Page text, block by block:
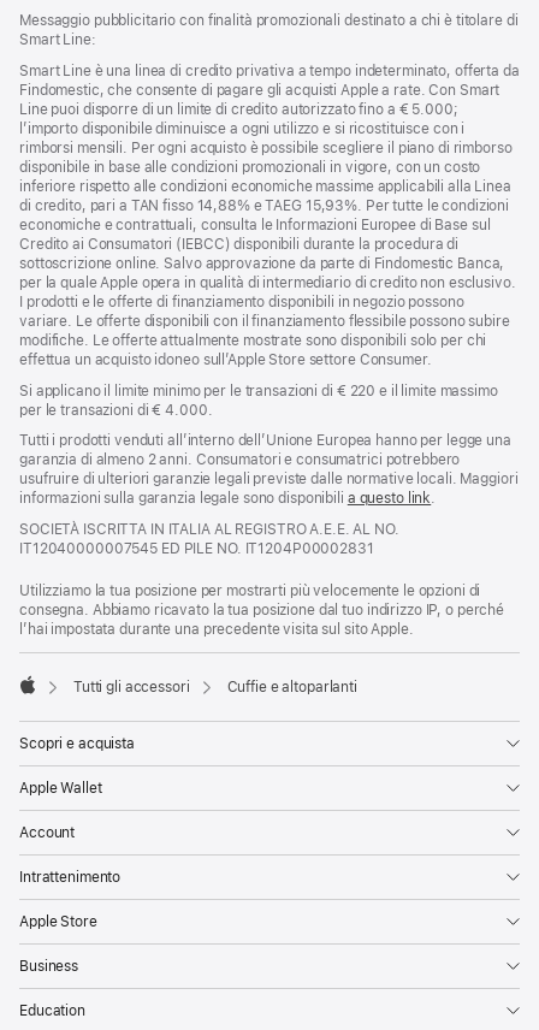
Messaggio pubblicitario con finalità promozionali destinato a chi è titolare di
Smart Line:
Smart Line è una linea di credito privativa a tempo indeterminato, offerta da
Findomestic, che consente di pagare gli acquisti Apple a rate. Con Smart
Line puoi disporre di un limite di credito autorizzato fino a € 5.000;
l’importo disponibile diminuisce a ogni utilizzo e si ricostituisce con i
rimborsi mensili. Per ogni acquisto è possibile scegliere il piano di rimborso
disponibile in base alle condizioni promozionali in vigore, con un costo
inferiore rispetto alle condizioni economiche massime applicabili alla Linea
di credito, pari a TAN fisso 14,88% e TAEG 15,93%. Per tutte le condizioni
economiche e contrattuali, consulta le Informazioni Europee di Base sul
Credito ai Consumatori (IEBCC) disponibili durante la procedura di
sottoscrizione online. Salvo approvazione da parte di Findomestic Banca,
per la quale Apple opera in qualità di intermediario di credito non esclusivo.
I prodotti e le offerte di finanziamento disponibili in negozio possono
variare. Le offerte disponibili con il finanziamento flessibile possono subire
modifiche. Le offerte attualmente mostrate sono disponibili solo per chi
effettua un acquisto idoneo sull’Apple Store settore Consumer.
Si applicano il limite minimo per le transazioni di € 220 e il limite massimo
per le transazioni di € 4.000.
Tutti i prodotti venduti all’interno dell’Unione Europea hanno per legge una
garanzia di almeno 2 anni. Consumatori e consumatrici potrebbero
usufruire di ulteriori garanzie legali previste dalle normative locali. Maggiori
informazioni sulla garanzia legale sono disponibili a questo link.
SOCIETÀ ISCRITTA IN ITALIA AL REGISTRO A.E.E. AL NO.
IT12040000007545 ED PILE NO. IT1204P00002831
Utilizziamo la tua posizione per mostrarti più velocemente le opzioni di
consegna. Abbiamo ricavato la tua posizione dal tuo indirizzo IP, o perché
l’hai impostata durante una precedente visita sul sito Apple.
Tutti gli accessori Cuffie e altoparlanti
Scopri e acquista
Apple Wallet
Account
Intrattenimento
Apple Store
Business
Education